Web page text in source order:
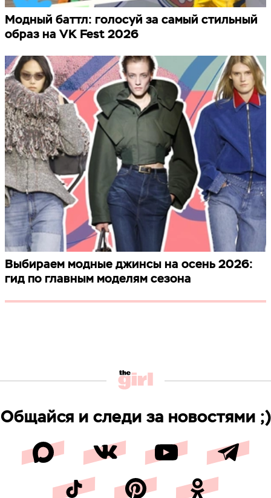
Модный баттл: голосуй за самый стильный
образ на VK Fest 2026
Выбираем модные джинсы на осень 2026:
гид по главным моделям сезона
Общайся и следи за новостями ;)